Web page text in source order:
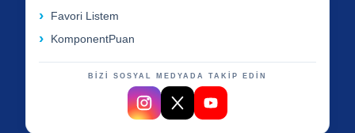
Favori Listem
KomponentPuan
BİZİ SOSYAL MEDYADA TAKİP EDİN